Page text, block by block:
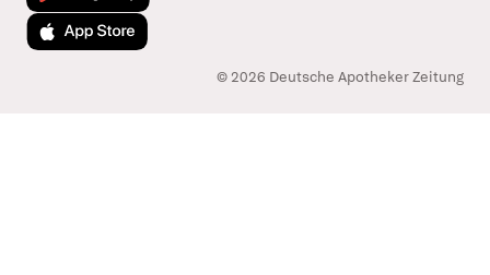
Laden im App Store
© 2026 Deutsche Apotheker Zeitung